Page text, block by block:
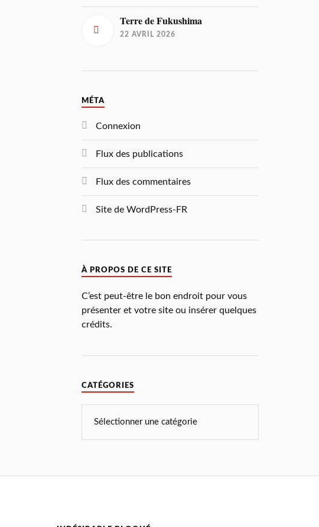
Terre de Fukushima
22 AVRIL 2026
MÉTA
Connexion
Flux des publications
Flux des commentaires
Site de WordPress-FR
À PROPOS DE CE SITE
C’est peut-être le bon endroit pour vous
présenter et votre site ou insérer quelques
crédits.
CATÉGORIES